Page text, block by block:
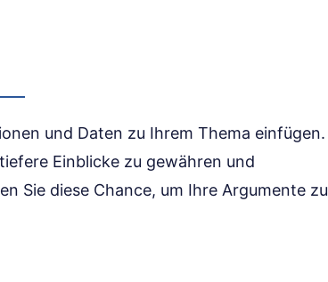
und Daten zu Ihrem Thema einfügen.
Einblicke zu gewähren und
Sie diese Chance, um Ihre Argumente zu